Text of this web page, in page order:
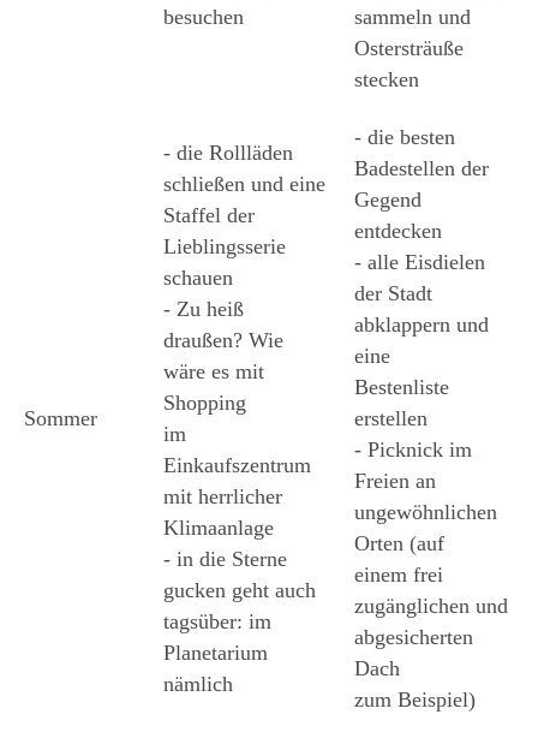
besuchen
sammeln und
Ostersträuße
stecken
Sommer
- die Rollläden
schließen und eine
Staffel der
Lieblingsserie
schauen
- Zu heiß
draußen? Wie
wäre es mit
Shopping
im
Einkaufszentrum
mit herrlicher
Klimaanlage
- in die Sterne
gucken geht auch
tagsüber: im
Planetarium
nämlich
- die besten
Badestellen der
Gegend
entdecken
- alle Eisdielen
der Stadt
abklappern und
eine
Bestenliste
erstellen
- Picknick im
Freien an
ungewöhnlichen
Orten (auf
einem frei
zugänglichen und
abgesicherten
Dach
zum Beispiel)